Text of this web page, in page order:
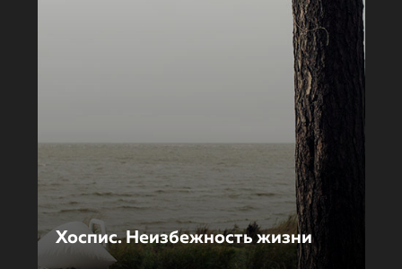
Хоспис. Неизбежность жизни